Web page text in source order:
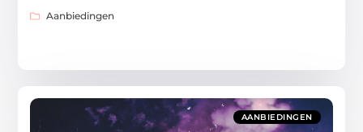
Aanbiedingen
AANBIEDINGEN